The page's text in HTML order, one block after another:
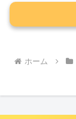
ホーム